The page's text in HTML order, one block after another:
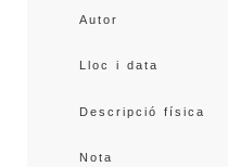
Autor
Lloc i data
Descripció física
Nota